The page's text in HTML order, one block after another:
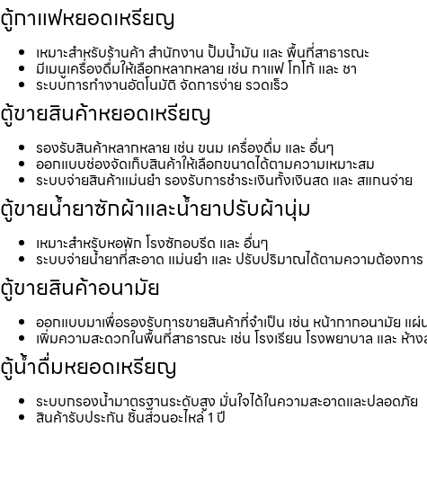
ตู้กาแฟหยอดเหรียญ
เหมาะสำหรับร้านค้า สำนักงาน ปั้มน้ำมัน และ พื้นที่สาธารณะ
มีเมนูเครื่องดื่มให้เลือกหลากหลาย เช่น กาแฟ โกโก้ และ ชา
ระบบการทำงานอัตโนมัติ จัดการง่าย รวดเร็ว
ตู้ขายสินค้าหยอดเหรียญ
รองรับสินค้าหลากหลาย เช่น ขนม เครื่องดื่ม และ อื่นๆ
ออกแบบช่องจัดเก็บสินค้าให้เลือกขนาดได้ตามความเหมาะสม
ระบบจ่ายสินค้าแม่นยำ รองรับการชำระเงินทั้งเงินสด และ สแกนจ่าย
ตู้ขายน้ำยาซักผ้าและน้ำยาปรับผ้านุ่ม
เหมาะสำหรับหอพัก โรงซักอบรีด และ อื่นๆ
ระบบจ่ายน้ำยาที่สะอาด แม่นยำ และ ปรับปริมาณได้ตามความต้องการ
ตู้ขายสินค้าอนามัย
ออกแบบมาเพื่อรองรับการขายสินค้าที่จำเป็น เช่น หน้ากากอนามัย แ
เพิ่มความสะดวกในพื้นที่สาธารณะ เช่น โรงเรียน โรงพยาบาล และ ห้า
ตู้น้ำดื่มหยอดเหรียญ
ระบบกรองน้ำมาตรฐานระดับสูง มั่นใจได้ในความสะอาดและปลอดภัย
สินค้ารับประกัน ชิ้นส่วนอะไหล่ 1 ปี